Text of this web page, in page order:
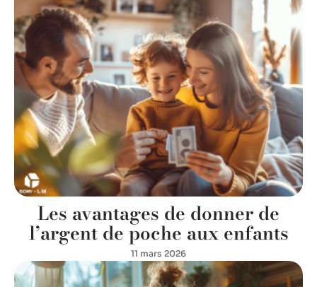
Les avantages de donner de
l’argent de poche aux enfants
11 mars 2026